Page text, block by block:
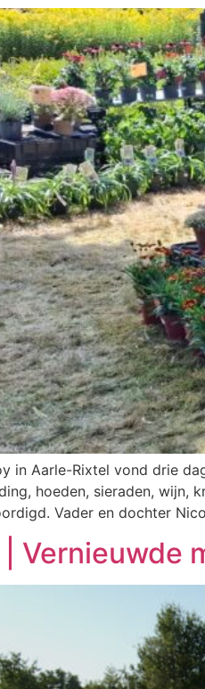
in Aarle-Rixtel vond drie
hoeden, sieraden, wijn,
Vader en dochter
Vernieuwde